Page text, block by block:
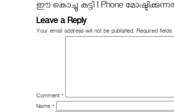
ഈ കൊച്ചു കുട്ടി I Phone
Leave a Reply
Your email address will not be published. Required
Comment *
Name *